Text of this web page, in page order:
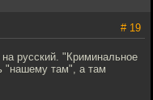
# 19
русский. "Криминальное
"нашему там", а там